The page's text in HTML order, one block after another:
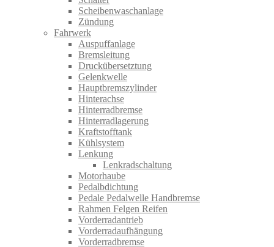
Scheibenwaschanlage
Zündung
Fahrwerk
Auspuffanlage
Bremsleitung
Druckübersetztung
Gelenkwelle
Hauptbremszylinder
Hinterachse
Hinterradbremse
Hinterradlagerung
Kraftstofftank
Kühlsystem
Lenkung
Lenkradschaltung
Motorhaube
Pedalbdichtung
Pedale Pedalwelle Handbremse
Rahmen Felgen Reifen
Vorderradantrieb
Vorderradaufhängung
Vorderradbremse